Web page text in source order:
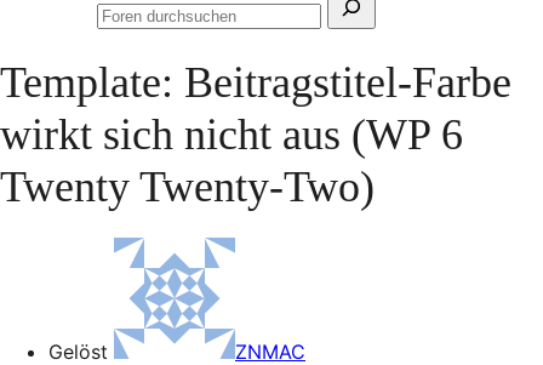
Suchen
Foren
Template: Beitragstitel-Farbe
wirkt sich nicht aus (WP 6
Twenty Twenty-Two)
Gelöst ZNMAC